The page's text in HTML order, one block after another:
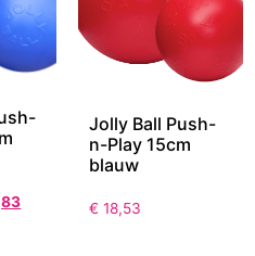
Jolly Ball Push-
n-Play 15cm
blauw
€ 18,53